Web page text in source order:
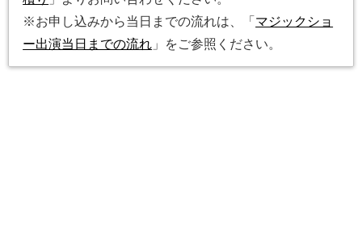
※お申し込みから当日までの流れは、「 マジックショ
ー出演当日までの流れ 」をご参照ください。